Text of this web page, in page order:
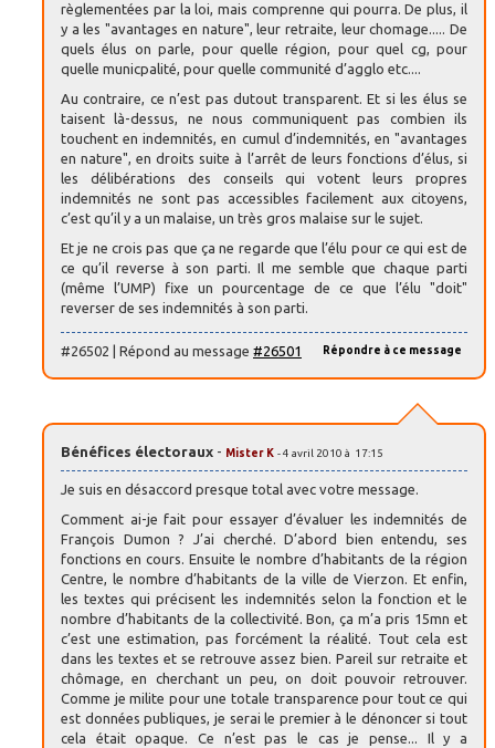
règlementées par la loi, mais comprenne qui pourra. De plus, il
y a les "avantages en nature", leur retraite, leur chomage..... De
quels élus on parle, pour quelle région, pour quel cg, pour
quelle municpalité, pour quelle communité d’agglo etc....
Au contraire, ce n’est pas dutout transparent. Et si les élus se
taisent là-dessus, ne nous communiquent pas combien ils
touchent en indemnités, en cumul d’indemnités, en "avantages
en nature", en droits suite à l’arrêt de leurs fonctions d’élus, si
les délibérations des conseils qui votent leurs propres
indemnités ne sont pas accessibles facilement aux citoyens,
c’est qu’il y a un malaise, un très gros malaise sur le sujet.
Et je ne crois pas que ça ne regarde que l’élu pour ce qui est de
ce qu’il reverse à son parti. Il me semble que chaque parti
(même l’UMP) fixe un pourcentage de ce que l’élu "doit"
reverser de ses indemnités à son parti.
Répondre à ce message
#26502 | Répond au message #26501
Bénéfices électoraux - Mister K - 4 avril 2010 à 17:15
Je suis en désaccord presque total avec votre message.
Comment ai-je fait pour essayer d’évaluer les indemnités de
François Dumon ? J’ai cherché. D’abord bien entendu, ses
fonctions en cours. Ensuite le nombre d’habitants de la région
Centre, le nombre d’habitants de la ville de Vierzon. Et enfin,
les textes qui précisent les indemnités selon la fonction et le
nombre d’habitants de la collectivité. Bon, ça m’a pris 15mn et
c’est une estimation, pas forcément la réalité. Tout cela est
dans les textes et se retrouve assez bien. Pareil sur retraite et
chômage, en cherchant un peu, on doit pouvoir retrouver.
Comme je milite pour une totale transparence pour tout ce qui
est données publiques, je serai le premier à le dénoncer si tout
cela était opaque. Ce n’est pas le cas je pense... Il y a